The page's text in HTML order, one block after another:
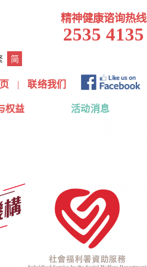
精神健康谘询热线
2535 4135
简
| 联络我们
权益 活动消息